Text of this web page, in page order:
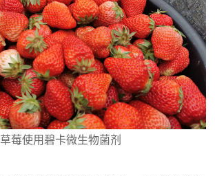
草莓使用碧卡微生物菌剂